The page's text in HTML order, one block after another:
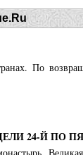
По
24-Й ПО